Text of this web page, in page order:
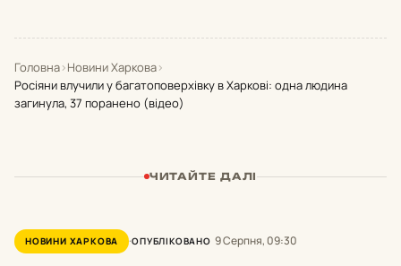
Головна›Новини Харкова›
Росіяни влучили у багатоповерхівку в Харкові: одна людина
загинула, 37 поранено (відео)
ЧИТАЙТЕ ДАЛІ
НОВИНИ ХАРКОВА ОПУБЛІКОВАНО 9 Серпня, 09:30